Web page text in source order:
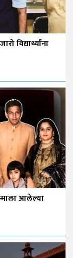
विद्यार्थ्यांना
आलेल्या